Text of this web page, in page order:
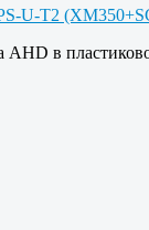
AHD в